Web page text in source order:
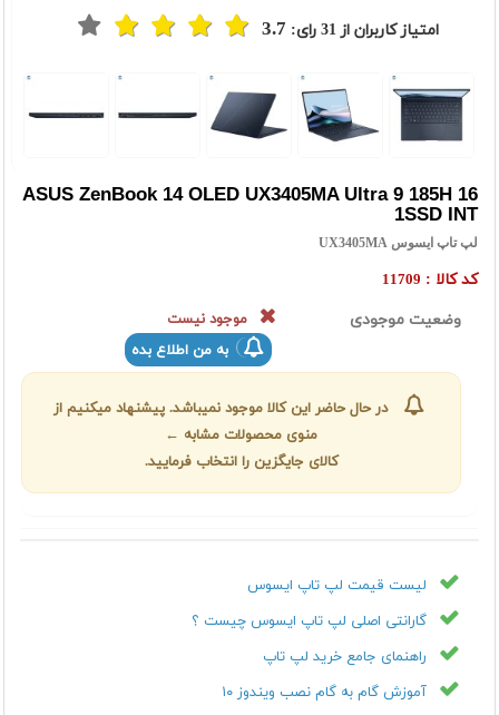
امتیاز کاربران از31 رای: 3.7
ASUS ZenBook 14 OLED UX3405MA Ultra 9 185H 16
1SSD INT
لپ تاپ ایسوس UX3405MA
کد کالا : 11709
وضعیت موجودی
موجود نیست
به من اطلاع بده
در حال حاضر این کالا موجود نمیباشد. پیشنهاد میکنیم از
منوی محصولات مشابه ←
کالای جایگزین را انتخاب فرمایید.
لیست قیمت لپ تاپ ایسوس
گارانتی اصلی لپ تاپ ایسوس چیست ؟
راهنمای جامع خرید لپ تاپ
آموزش گام به گام نصب ویندوز ۱۰